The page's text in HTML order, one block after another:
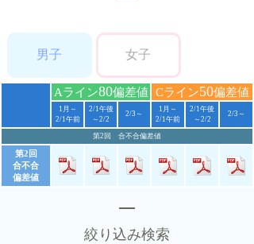
男子 女子
Aライン80偏差値 Cライン50偏差値
1月～
2/1午前
2/1午後
～2/2
2/3～
1月～
2/1午前
2/1午後
～2/2
2/3～
第2回 合不合偏差値
第2回
合不合
偏差値
絞り込み検索